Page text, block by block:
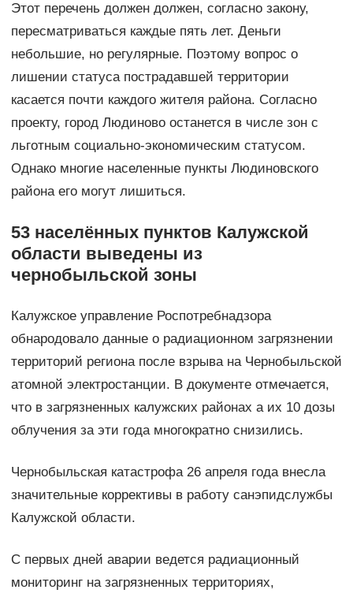
Этот перечень должен должен, согласно закону,
пересматриваться каждые пять лет. Деньги
небольшие, но регулярные. Поэтому вопрос о
лишении статуса пострадавшей территории
касается почти каждого жителя района. Согласно
проекту, город Людиново останется в числе зон с
льготным социально-экономическим статусом.
Однако многие населенные пункты Людиновского
района его могут лишиться.
53 населённых пунктов Калужской
области выведены из
чернобыльской зоны
Калужское управление Роспотребнадзора
обнародовало данные о радиационном загрязнении
территорий региона после взрыва на Чернобыльской
атомной электростанции. В документе отмечается,
что в загрязненных калужских районах а их 10 дозы
облучения за эти года многократно снизились.
Чернобыльская катастрофа 26 апреля года внесла
значительные коррективы в работу санэпидслужбы
Калужской области.
С первых дней аварии ведется радиационный
мониторинг на загрязненных территориях,